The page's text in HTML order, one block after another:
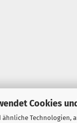
Cookies
ähnliche